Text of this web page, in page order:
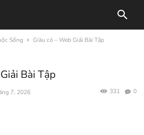
Sống Giàu có – Web Giải Bài Tập
Bài Tập
7, 2026 0
331